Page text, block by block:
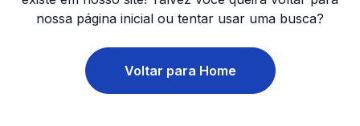
nossa página inicial ou tentar usar uma busca?
Voltar para Home